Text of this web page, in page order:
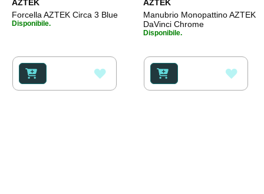
AZTEK
Forcella AZTEK Circa 3 Blue
Disponibile.
ALLA
AZTEK
Manubrio Monopattino AZTEK
DaVinci Chrome
Disponibile.
ALLA